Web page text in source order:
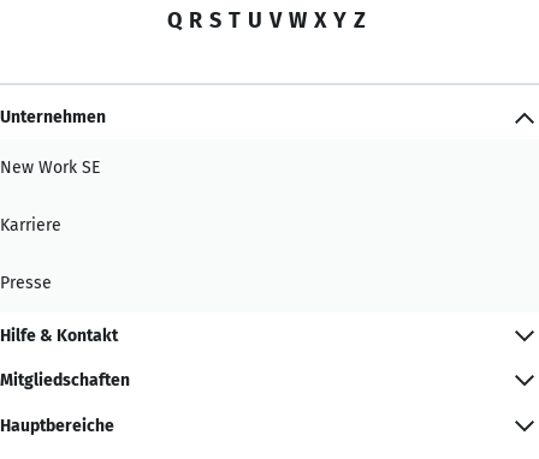
Q R S T U V W X Y Z
Unternehmen
New Work SE
Karriere
Presse
Hilfe & Kontakt
Mitgliedschaften
Hauptbereiche